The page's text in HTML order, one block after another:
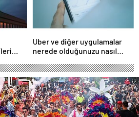
Uber ve diğer uygulamalar
nerede olduğunuzu nasıl